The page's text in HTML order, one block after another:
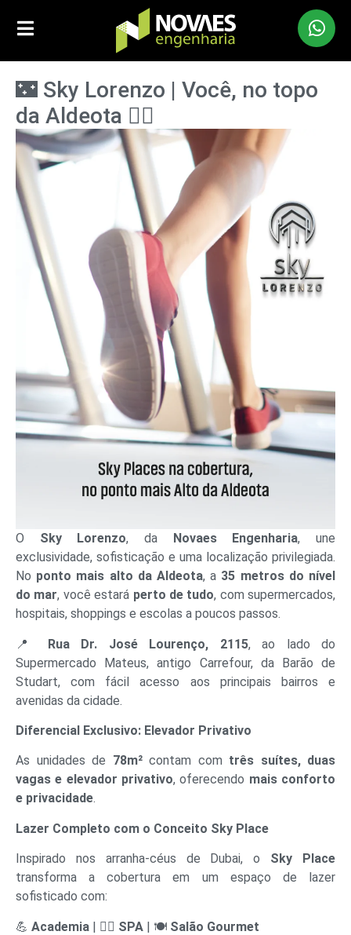
🌃 Sky Lorenzo | Você, no topo
da Aldeota 🏋️‍♀️
O Sky Lorenzo, da Novaes Engenharia, une
exclusividade, sofisticação e uma localização privilegiada.
No ponto mais alto da Aldeota, a 35 metros do nível
do mar, você estará perto de tudo, com supermercados,
hospitais, shoppings e escolas a poucos passos.
📍 Rua Dr. José Lourenço, 2115, ao lado do
Supermercado Mateus, antigo Carrefour, da Barão de
Studart, com fácil acesso aos principais bairros e
avenidas da cidade.
Diferencial Exclusivo: Elevador Privativo
As unidades de 78m²contam com três suítes, duas
vagas e elevador privativo, oferecendo mais conforto
e privacidade.
Lazer Completo com o Conceito Sky Place
Inspirado nos arranha-céus de Dubai, o Sky Place
transforma a cobertura em um espaço de lazer
sofisticado com:
💪 Academia | 🧖‍♂️ SPA | 🍽️ Salão Gourmet